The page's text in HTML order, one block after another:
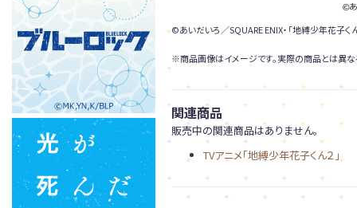
©あいだいろ／SQUARE ENIX・「地縛少年花子く
※商品画像はイメージです。実際の商品とは異な
関連商品
販売中の関連商品はありません。
TVアニメ「地縛少年花子くん２」